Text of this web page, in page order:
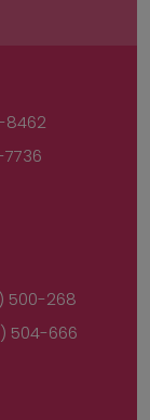
8462
500-268
504-666